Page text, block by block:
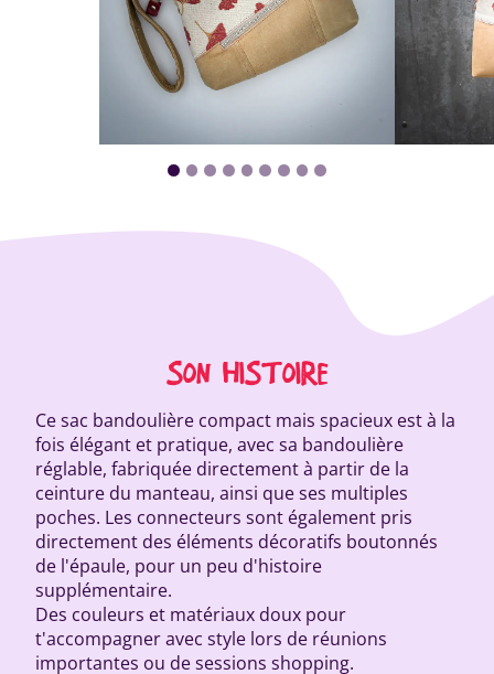
SON HISTOIRE
Ce sac bandoulière compact mais spacieux est à la
fois élégant et pratique, avec sa bandoulière
réglable, fabriquée directement à partir de la
ceinture du manteau, ainsi que ses multiples
poches. Les connecteurs sont également pris
directement des éléments décoratifs boutonnés
de l'épaule, pour un peu d'histoire
supplémentaire.
Des couleurs et matériaux doux pour
t'accompagner avec style lors de réunions
importantes ou de sessions shopping.